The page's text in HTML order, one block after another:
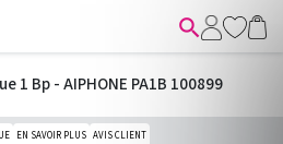

1 Bp - AIPHONE PA1B 100899
EN SAVOIR PLUS AVIS CLIENT